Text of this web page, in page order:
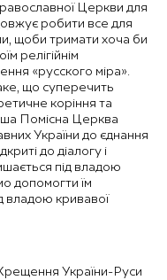
Церкви для
робити все для
щоби тримати хоча би
релігійнім
«русского міра».
що суперечить
коріння та
Помісна Церква
України до єднання
до діалогу і
під владою
допомогти їм
владою кривавої
Хрещення України-Руси